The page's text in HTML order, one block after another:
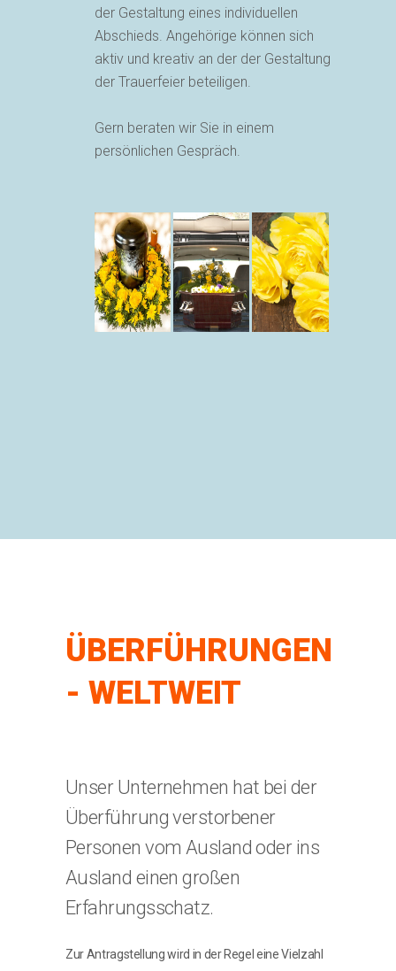
der Gestaltung eines individuellen
Abschieds. Angehörige können sich
aktiv und kreativ an der der Gestaltung
der Trauerfeier beteiligen.
Gern beraten wir Sie in einem
persönlichen Gespräch.
ÜBERFÜHRUNGEN
- WELTWEIT
Unser Unternehmen hat bei der
Überführung verstorbener
Personen vom Ausland oder ins
Ausland einen großen
Erfahrungsschatz.
Zur Antragstellung wird in der Regel eine Vielzahl